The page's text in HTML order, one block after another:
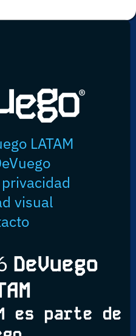
LATAM
visual
DeVuego
es parte de